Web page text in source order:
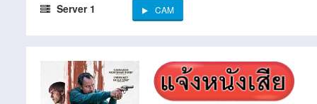
Server 1 CAM